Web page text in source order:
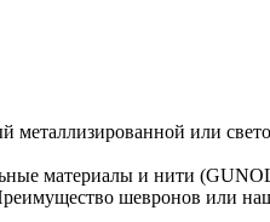
металлизированной или
материалы и нити
шевронов или